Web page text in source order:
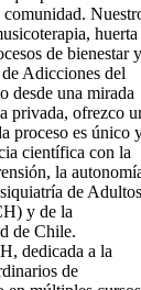
comunidad.
huerta
de bienestar y
Adicciones del
desde una mirada
privada, ofrezco
proceso es único
científica con la
la
de Adultos
y de la
de Chile.
dedicada a la
de